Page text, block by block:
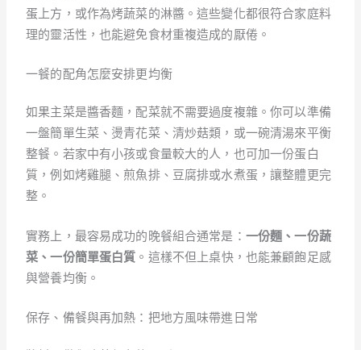
蛋上方，或作為烤蔬菜的淋醬。這些變化都很符合家庭料
理的靈活性，也能避免食材重複造成的厭倦。
一餐的配角怎麼安排更均衡
如果主菜是醬香麵，配菜就不需要過度複雜。你可以準備
一盤簡單生菜、燙青花菜、清炒菇類，或一碗清湯來平衡
整餐。若家中有小孩或食量較大的人，也可加一份蛋白
質，例如烤雞腿、煎魚排、豆腐排或水煮蛋，讓整體更完
整。
實務上，最容易成功的晚餐組合通常是： 一份麵、一份蔬
菜、一份簡單蛋白質 。這樣不但上桌快，也能兼顧飽足感
與營養均衡。
保存、備餐與再加熱：把地方風味帶進日常